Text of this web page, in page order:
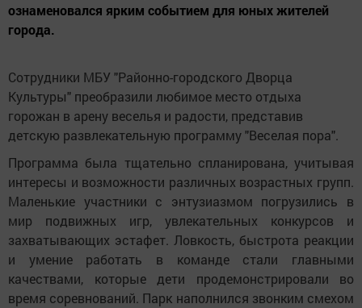
ознаменовался ярким событием для юных жителей
города.
Сотрудники МБУ "Районно-городского Дворца
Культуры" преобразили любимое место отдыха
горожан в арену веселья и радости, представив
детскую развлекательную программу "Веселая пора".
Программа была тщательно спланирована, учитывая
интересы и возможности различных возрастных групп.
Маленькие участники с энтузиазмом погрузились в
мир подвижных игр, увлекательных конкурсов и
захватывающих эстафет. Ловкость, быстрота реакции
и умение работать в команде стали главными
качествами, которые дети продемонстрировали во
время соревнований. Парк наполнился звонким смехом